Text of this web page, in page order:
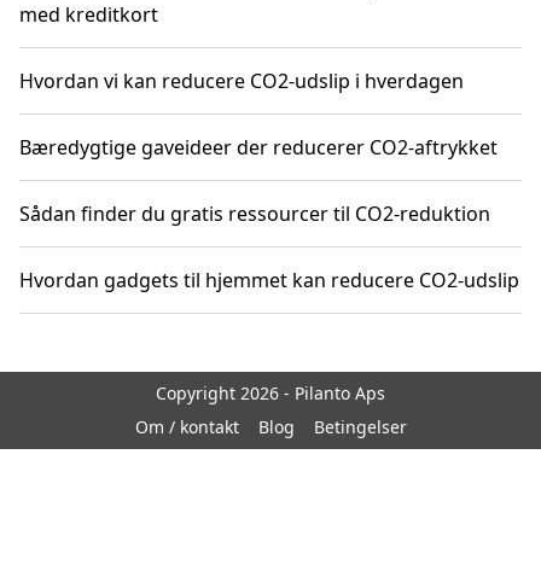
med kreditkort
Hvordan vi kan reducere CO2-udslip i hverdagen
Bæredygtige gaveideer der reducerer CO2-aftrykket
Sådan finder du gratis ressourcer til CO2-reduktion
Hvordan gadgets til hjemmet kan reducere CO2-udslip
Copyright 2026 - Pilanto Aps
Om / kontakt
Blog Betingelser